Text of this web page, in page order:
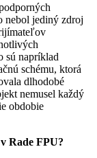
nebol jediný zdroj
sú napríklad
schému, ktorá
dlhodobé
nemusel každý
obdobie
Rade FPU?